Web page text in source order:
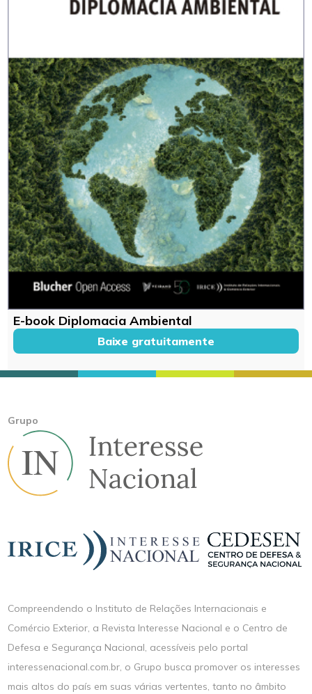
E-book Diplomacia Ambiental
Baixe gratuitamente
Grupo
Compreendendo o Instituto de Relações Internacionais e
Comércio Exterior, a Revista Interesse Nacional e o Centro de
Defesa e Segurança Nacional, acessíveis pelo portal
interessenacional.com.br, o Grupo busca promover os interesses
mais altos do país em suas várias vertentes, tanto no âmbito